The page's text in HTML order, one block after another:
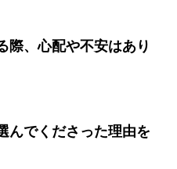
際、心配や不安はあり
んでくださった理由を